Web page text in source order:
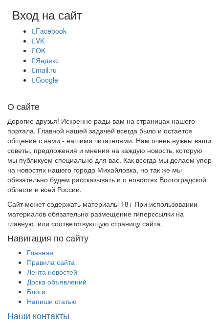
Вход на сайт
Facebook
VK
OK
Яндекс
mail.ru
Google
О сайте
Дорогие друзья! Искренне рады вам на страницах нашего
портала. Главной нашей задачей всегда было и остается
общение с вами - нашими читателями. Нам очень нужны ваши
советы, предложения и мнения на каждую новость, которую
мы публикуем специально для вас. Как всегда мы делаем упор
на новостях нашего города Михайловка, но так же мы
обязательно будем рассказывать и о новостях Волгоградской
области и всей России.
Сайт может содержать материалы 18+ При использовании
материалов обязательно размещение гиперссылки на
главную, или соответствующую страницу сайта.
Навигация по сайту
Главная
Правила сайта
Лента новостей
Доска объявлений
Блоги
Напиши статью
Наши контакты